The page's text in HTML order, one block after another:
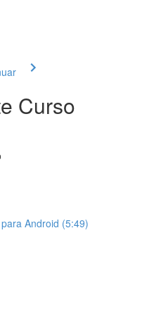
Curso
Android (5:49)